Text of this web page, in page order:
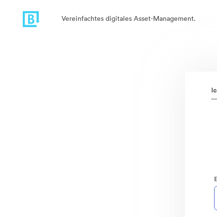
Vereinfachtes digitales Asset-Management.